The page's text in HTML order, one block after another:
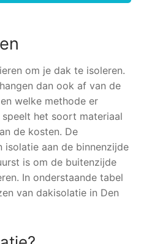
om je dak te isoleren.
dan ook af van de
welke methode er
het soort materiaal
de kosten. De
isolatie aan de binnenzijde
is om de buitenzijde
In onderstaande tabel
van dakisolatie in Den